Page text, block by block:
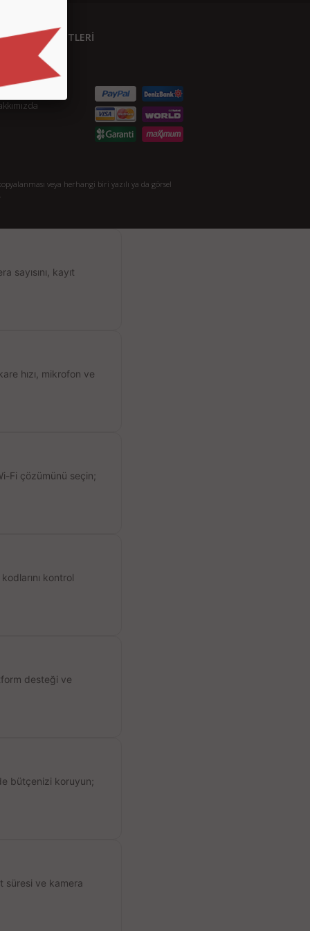
HİZMETLERİ
Arama
veya herhangi biri yazılı ya da görsel
kayıt
hızı, mikrofon ve
Fi çözümünü seçin;
kontrol
desteği ve
bütçenizi koruyun;
süresi ve kamera